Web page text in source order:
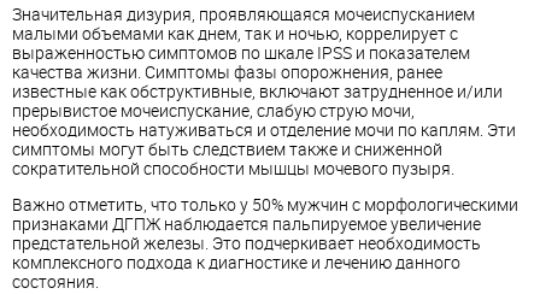
Значительная дизурия, проявляющаяся мочеиспусканием
малыми объемами как днем, так и ночью, коррелирует с
выраженностью симптомов по шкале IPSS и показателем
качества жизни. Симптомы фазы опорожнения, ранее
известные как обструктивные, включают затрудненное и/или
прерывистое мочеиспускание, слабую струю мочи,
необходимость натуживаться и отделение мочи по каплям. Эти
симптомы могут быть следствием также и сниженной
сократительной способности мышцы мочевого пузыря.
Важно отметить, что только у 50% мужчин с морфологическими
признаками ДГПЖ наблюдается пальпируемое увеличение
предстательной железы. Это подчеркивает необходимость
комплексного подхода к диагностике и лечению данного
состояния.